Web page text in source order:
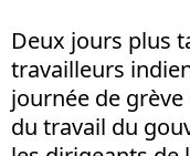
Deux jours plus
travailleurs
journée de
du travail du